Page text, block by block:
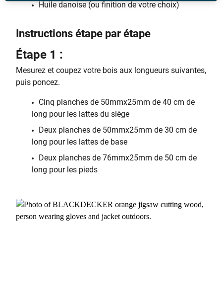
Huile danoise (ou finition de votre choix)
Instructions étape par étape
Étape 1 :
Mesurez et coupez votre bois aux longueurs suivantes,
puis poncez.
Cinq planches de 50mmx25mm de 40 cm de
long pour les lattes du siège
Deux planches de 50mmx25mm de 30 cm de
long pour les lattes de base
Deux planches de 76mmx25mm de 50 cm de
long pour les pieds